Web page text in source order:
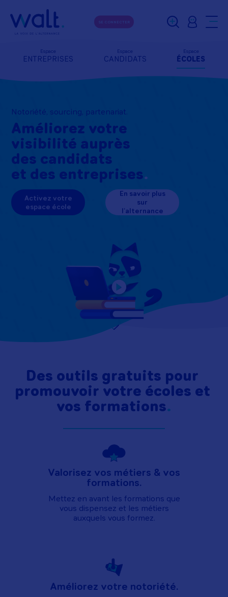
SE CONNECTER
Espace
ENTREPRISES
Espace
CANDIDATS
Espace
ÉCOLES
Notoriété, sourcing, partenariat.
Améliorez votre
visibilité auprès
des candidats
et des entreprises
Activez votre
espace école
En savoir plus
sur
l'alternance
Des outils gratuits pour
promouvoir votre écoles et
vos formations
Valorisez vos métiers & vos
formations.
Mettez en avant les formations que
vous dispensez et les métiers
auxquels vous formez.
Améliorez votre notoriété.